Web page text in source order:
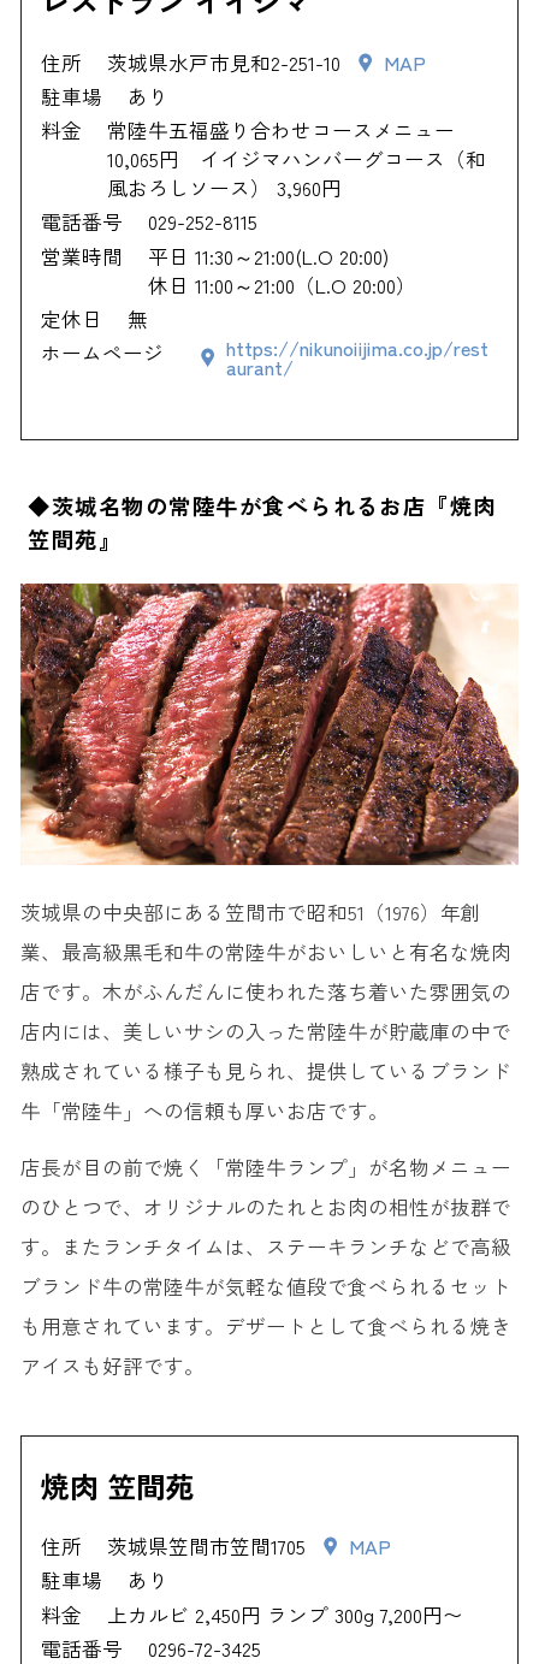
住所 茨城県水戸市見和2-251-10
MAP
駐車場
あり
料金
常陸牛五福盛り合わせコースメニュー
10,065円 イイジマハンバーグコース（和
風おろしソース） 3,960円
電話番号
029-252-8115
営業時間
平日 11:30～21:00(L.O 20:00)
休日 11:00～21:00（L.O 20:00）
定休日
無
ホームページ
https://nikunoiijima.co.jp/rest
aurant/
◆茨城名物の常陸牛が食べられるお店『焼肉
笠間苑』
茨城県の中央部にある笠間市で昭和51（1976）年創
業、最高級黒毛和牛の常陸牛がおいしいと有名な焼肉
店です。木がふんだんに使われた落ち着いた雰囲気の
店内には、美しいサシの入った常陸牛が貯蔵庫の中で
熟成されている様子も見られ、提供しているブランド
牛「常陸牛」への信頼も厚いお店です。
店長が目の前で焼く「常陸牛ランプ」が名物メニュー
のひとつで、オリジナルのたれとお肉の相性が抜群で
す。またランチタイムは、ステーキランチなどで高級
ブランド牛の常陸牛が気軽な値段で食べられるセット
も用意されています。デザートとして食べられる焼き
アイスも好評です。
焼肉 笠間苑
住所 茨城県笠間市笠間1705
MAP
駐車場
あり
料金
上カルビ 2,450円 ランプ 300g 7,200円〜
電話番号
0296-72-3425